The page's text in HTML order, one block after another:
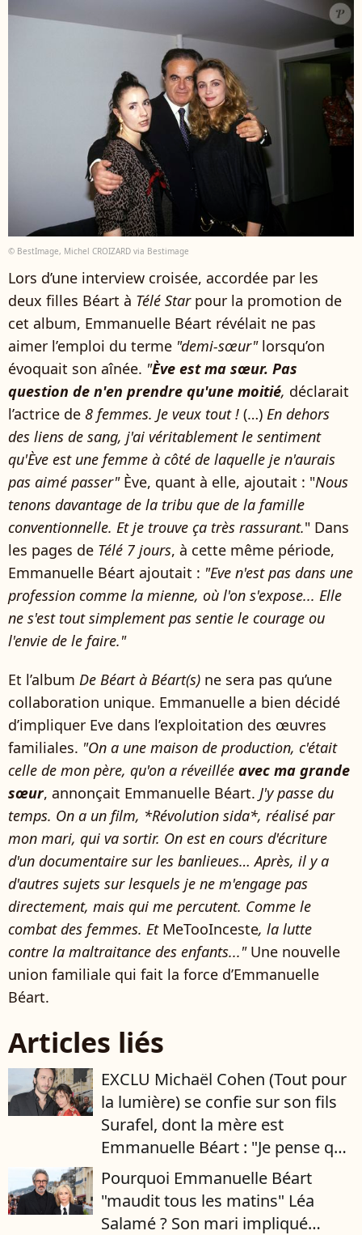
© BestImage, Michel CROIZARD via Bestimage
Lors d’une interview croisée, accordée par les
deux filles Béart à Télé Starpour la promotion de
cet album, Emmanuelle Béart révélait ne pas
aimer l’emploi du terme "demi-sœur"lorsqu’on
évoquait son aînée. "Ève est ma sœur. Pas
question de n'en prendre qu'une moitié, déclarait
l’actrice de 8 femmes. Je veux tout ! (…) En dehors
des liens de sang, j'ai véritablement le sentiment
qu'Ève est une femme à côté de laquelle je n'aurais
pas aimé passer"Ève, quant à elle, ajoutait : "Nous
tenons davantage de la tribu que de la famille
conventionnelle. Et je trouve ça très rassurant." Dans
les pages de Télé 7 jours, à cette même période,
Emmanuelle Béart ajoutait : "Eve n'est pas dans une
profession comme la mienne, où l'on s'expose... Elle
ne s'est tout simplement pas sentie le courage ou
l'envie de le faire."
Et l’album De Béart à Béart(s) ne sera pas qu’une
collaboration unique. Emmanuelle a bien décidé
d’impliquer Eve dans l’exploitation des œuvres
familiales. "On a une maison de production, c'était
celle de mon père, qu'on a réveillée avec ma grande
sœur, annonçait Emmanuelle Béart. J'y passe du
temps. On a un film, *Révolution sida*, réalisé par
mon mari, qui va sortir. On est en cours d'écriture
d'un documentaire sur les banlieues… Après, il y a
d'autres sujets sur lesquels je ne m'engage pas
directement, mais qui me percutent. Comme le
combat des femmes. Et MeTooInceste, la lutte
contre la maltraitance des enfants..."Une nouvelle
union familiale qui fait la force d’Emmanuelle
Béart.
Articles liés
EXCLU Michaël Cohen (Tout pour
la lumière) se confie sur son fils
Surafel, dont la mère est
Emmanuelle Béart : "Je pense que
les enfants de comédiens…"
Pourquoi Emmanuelle Béart
"maudit tous les matins" Léa
Salamé ? Son mari impliqué…